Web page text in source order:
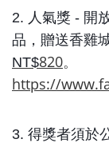
2. 人氣獎 - 開
品，贈送香雞
NT$820。
https://
3. 得獎者須於